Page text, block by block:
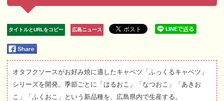
タイトルとURLをコピー 広島ニュース
オタフクソースがお好み焼に適したキャベツ「ふっくるキャベツ」
シリーズを開発。季節ごとに「はるおこ」「なつおこ」「あきお
こ」「ふくおこ」という新品種を、広島県内で生産する。